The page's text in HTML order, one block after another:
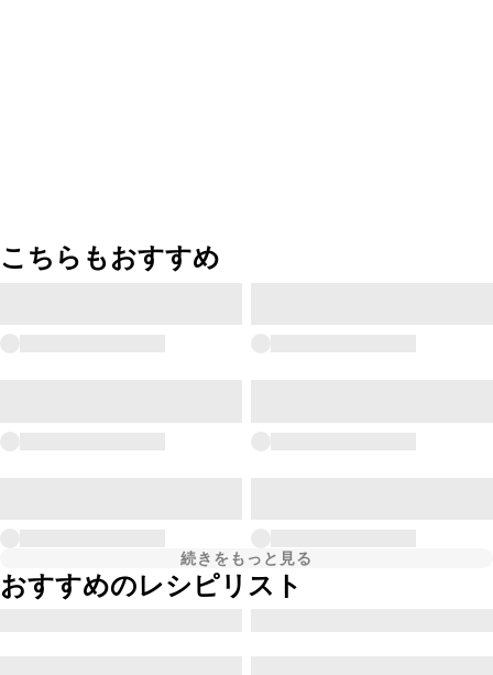
こちらもおすすめ
続きをもっと見る
おすすめのレシピリスト